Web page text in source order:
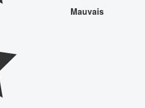
Mauvais